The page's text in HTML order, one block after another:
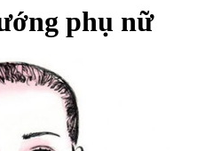
phụ nữ